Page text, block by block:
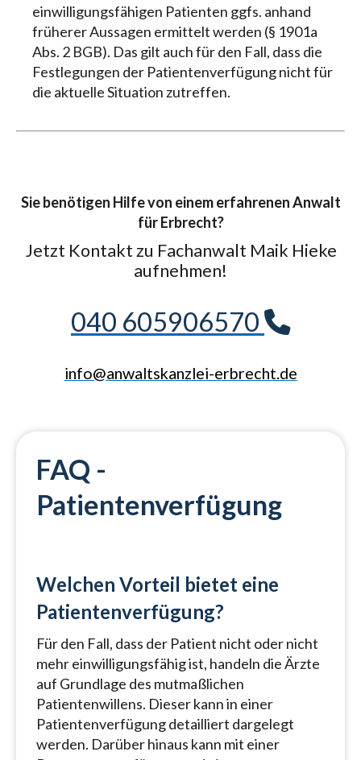
einwilligungsfähigen Patienten ggfs. anhand
früherer Aussagen ermittelt werden (§ 1901a
Abs. 2 BGB). Das gilt auch für den Fall, dass die
Festlegungen der Patientenverfügung nicht für
die aktuelle Situation zutreffen.
Sie benötigen Hilfe von einem erfahrenen Anwalt
für Erbrecht?
Jetzt Kontakt zu Fachanwalt Maik Hieke
aufnehmen!
040 605906570
info@anwaltskanzlei-erbrecht.de
FAQ -
Patientenverfügung
Welchen Vorteil bietet eine
Patientenverfügung?
Für den Fall, dass der Patient nicht oder nicht
mehr einwilligungsfähig ist, handeln die Ärzte
auf Grundlage des mutmaßlichen
Patientenwillens. Dieser kann in einer
Patientenverfügung detailliert dargelegt
werden. Darüber hinaus kann mit einer